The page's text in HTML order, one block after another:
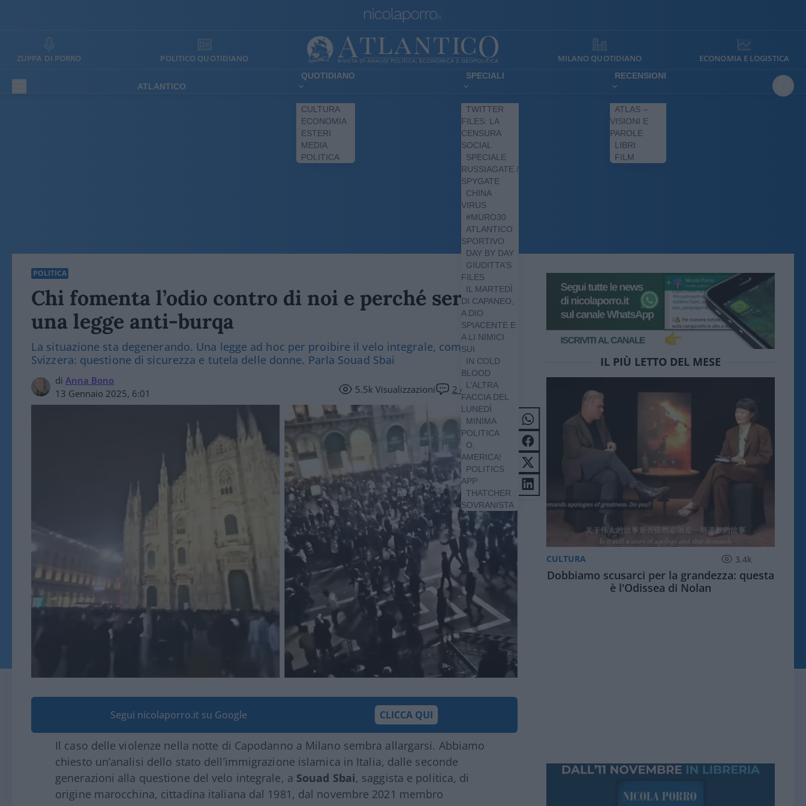
ZUPPA DI PORRO POLITICO QUOTIDIANO MILANO QUOTIDIANO ECONOMIA E LOGISTICA
ATLANTICO
QUOTIDIANO
CULTURA
ECONOMIA
ESTERI
MEDIA
POLITICA
SPECIALI
TWITTER
FILES: LA
CENSURA
SOCIAL
SPECIALE
RUSSIAGATE /
SPYGATE
CHINA
VIRUS
#MURO30
ATLANTICO
SPORTIVO
DAY BY DAY
GIUDITTA’S
FILES
IL MARTEDÌ
DI CAPANEO,
A DIO
SPIACENTE E
A LI NIMICI
SUI
IN COLD
BLOOD
L’ALTRA
FACCIA DEL
LUNEDÌ
MINIMA
POLITICA
O,
AMERICA!
POLITICS
APP
THATCHER
SOVRANISTA
RECENSIONI
ATLAS –
VISIONI E
PAROLE
LIBRI
FILM
POLITICA
Chi fomenta l’odio contro di noi e perché serve
una legge anti-burqa
La situazione sta degenerando. Una legge ad hoc per proibire il velo integrale, come in
Svizzera: questione di sicurezza e tutela delle donne. Parla Souad Sbai
di Anna Bono
13 Gennaio 2025, 6:01
5.5k Visualizzazioni 2 commenti
Segui nicolaporro.it su Google CLICCA QUI
Il caso delle violenze nella notte di Capodanno a Milano sembra allargarsi. Abbiamo
chiesto un’analisi dello stato dell’immigrazione islamica in Italia, dalle seconde
generazioni alla questione del velo integrale, a Souad Sbai, saggista e politica, di
origine marocchina, cittadina italiana dal 1981, dal novembre 2021 membro
IL PIÙ LETTO DEL MESE
CULTURA 3.4k
Dobbiamo scusarci per la grandezza: questa
è l'Odissea di Nolan